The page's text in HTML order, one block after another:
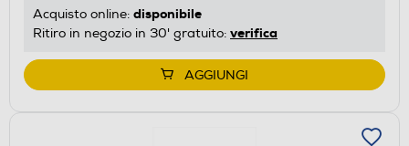
Acquisto online: disponibile
Ritiro in negozio in 30' gratuito: verifica
AGGIUNGI